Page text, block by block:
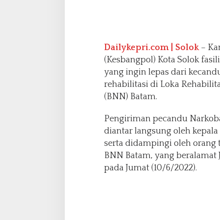
k
o
b
a
,
S
o
n
g
W
Dailykepri.com | Solok –
(Kesbangpol) Kota Solok
yang ingin lepas dari
rehabilitasi di Loka
(BNN) Batam.
Pengiriman pecandu
diantar langsung oleh
serta didampingi oleh orang
BNN Batam, yang beralamat
pada Jumat (10/6/2022).